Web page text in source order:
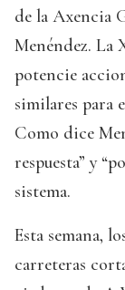
de la Axencia
Menéndez. La
potencie
similares para
Como dice
respuesta” y
sistema.
Esta semana,
carreteras